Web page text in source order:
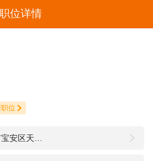
职位详情
位